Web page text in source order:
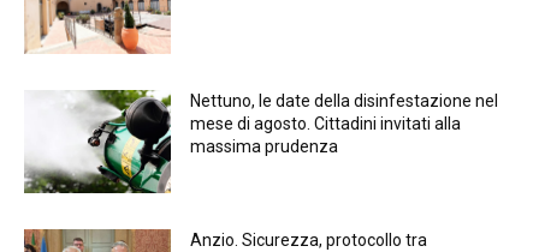
Nettuno, le date della disinfestazione nel
mese di agosto. Cittadini invitati alla
massima prudenza
Anzio. Sicurezza, protocollo tra